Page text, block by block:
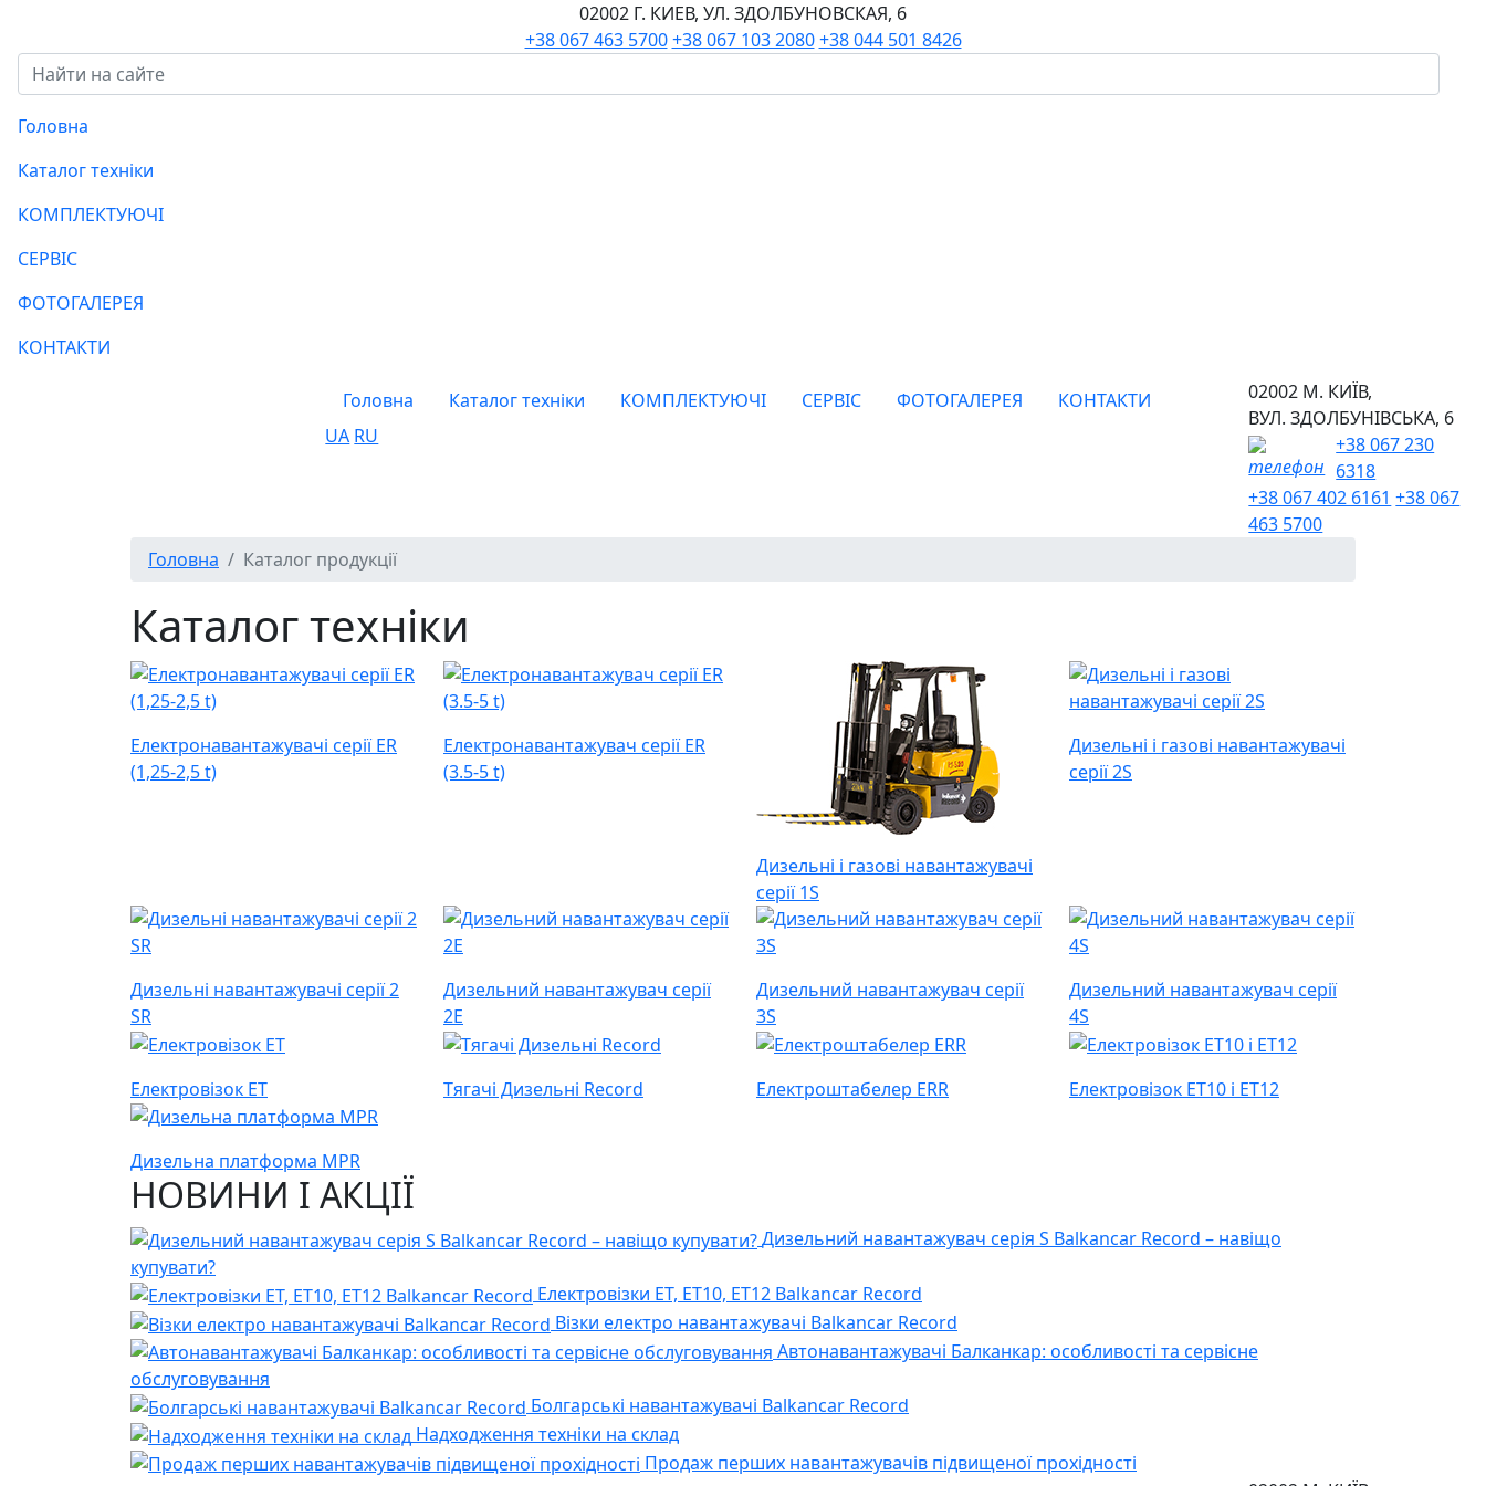
02002 Г. КИЕВ, УЛ. ЗДОЛБУНОВСКАЯ, 6
+38 067 463 5700 +38 067 103 2080 +38 044 501 8426
Головна
Каталог техніки
КОМПЛЕКТУЮЧІ
СЕРВІС
ФОТОГАЛЕРЕЯ
КОНТАКТИ
Головна Каталог техніки КОМПЛЕКТУЮЧІ СЕРВІС ФОТОГАЛЕРЕЯ
КОНТАКТИ
UA RU
02002 М. КИЇВ,
ВУЛ. ЗДОЛБУНІВСЬКА, 6
+38 067 230
6318
+38 067 402 6161 +38 067
463 5700
Головна
Каталог продукції
Каталог техніки
Електронавантажувачі серії ER
(1,25-2,5 t)
Електронавантажувач серії ER
(3.5-5 t)
Дизельні і газові навантажувачі
серії 1S
Дизельні і газові навантажувачі
серії 2S
Дизельні навантажувачі серії 2
SR
Дизельний навантажувач серії
2E
Дизельний навантажувач серії
3S
Дизельний навантажувач серії
4S
Електровізок ET Тягачі Дизельні Record Електроштабелер ERR Електровізок ET10 і ET12
Дизельна платформа MPR
НОВИНИ І АКЦІЇ
Дизельний навантажувач серія S Balkancar Record – навіщо
купувати?
Електровізки ЕТ, ET10, ET12 Balkancar Record
Візки електро навантажувачі Balkancar Record
Автонавантажувачі Балканкар: особливості та сервісне
обслуговування
Болгарські навантажувачі Balkancar Record
Надходження техніки на склад
Продаж перших навантажувачів підвищеної прохідності